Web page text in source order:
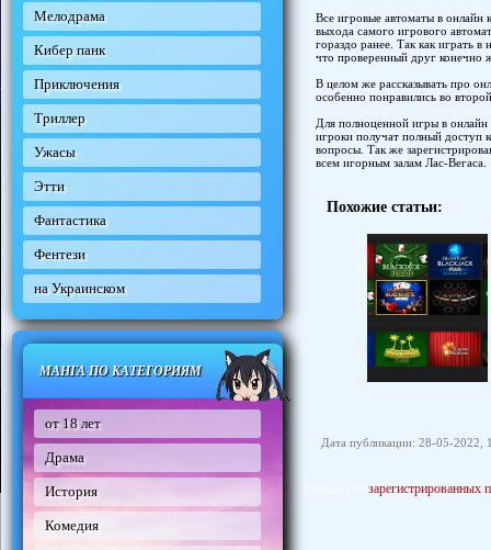
Мелодрама
Кибер панк
Приключения
Триллер
Ужасы
Этти
Фантастика
Фентези
на Украинском
МАНГА ПО КАТЕГОРИЯМ
от 18 лет
Драма
История
Комедия
Все игровые автоматы в онлайн
выхода самого игрового
гораздо ранее. Так как играть
что проверенный друг конечно
В целом же рассказывать про
особенно понравились во
Для полноценной игры в
игроки получат полный доступ
вопросы. Так же
всем игорным залам Лас-Вегаса.
Похожие статьи:
Дата публикации: 28-05-2022,
зарегистрированных